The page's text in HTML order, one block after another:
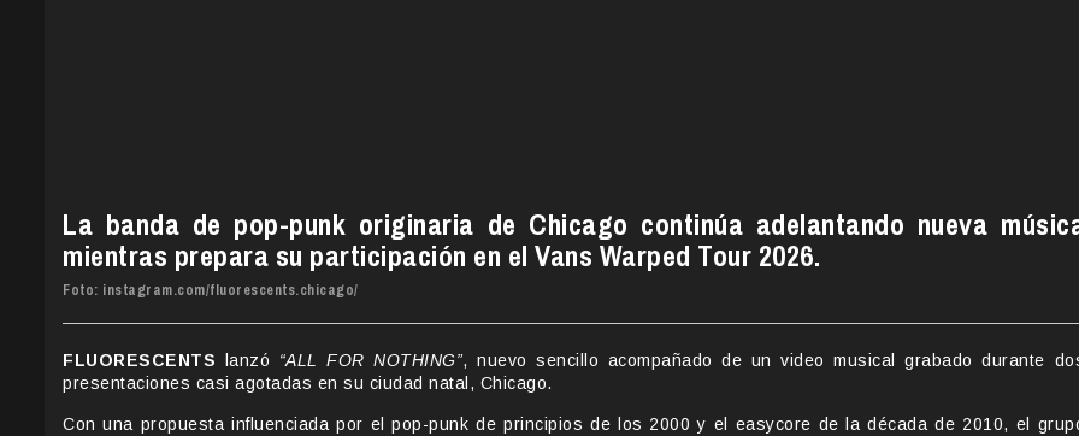
La banda de pop-punk originaria de Chicago continúa adelantando nueva
mientras prepara su participación en el Vans Warped Tour 2026.
Foto: instagram.com/fluorescents.chicago/
FLUORESCENTS lanzó “ALL FOR NOTHING”, nuevo sencillo acompañado de un video musical grabado durante
presentaciones casi agotadas en su ciudad natal, Chicago.
Con una propuesta influenciada por el pop-punk de principios de los 2000 y el easycore de la década de 2010, el